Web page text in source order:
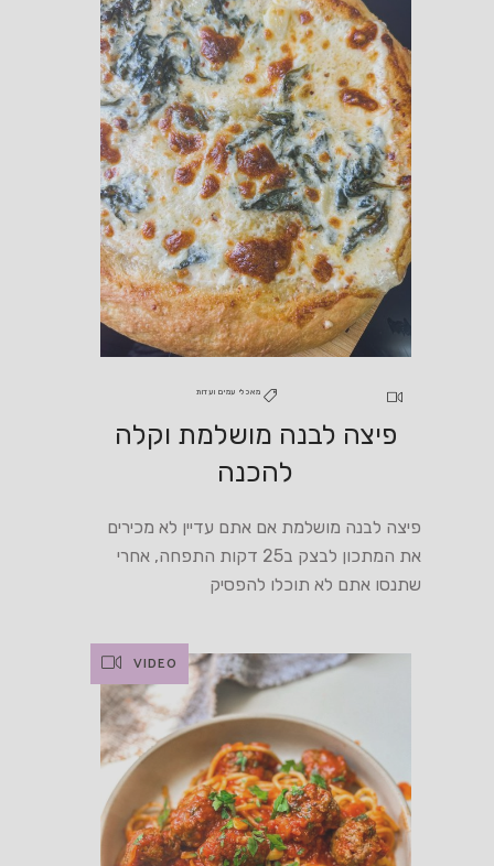
מאכלי עמים ועדות
פיצה לבנה מושלמת וקלה
להכנה
פיצה לבנה מושלמת אם אתם עדיין לא מכירים
את המתכון לבצק ב25 דקות התפחה, אחרי
שתנסו אתם לא תוכלו להפסיק
VIDEO